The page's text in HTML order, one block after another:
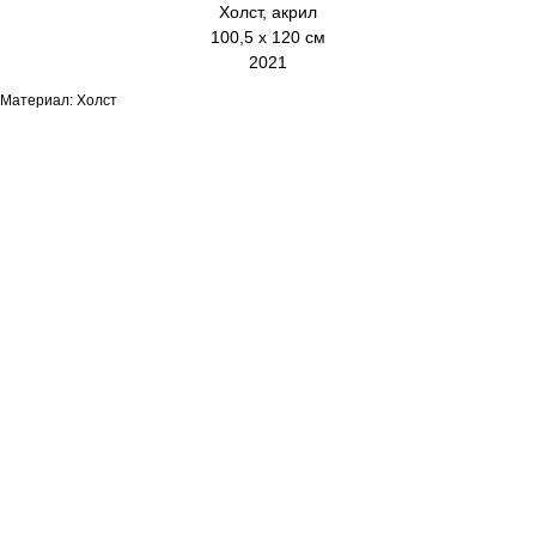
Холст, акрил
100,5 х 120 см
2021
Материал: Холст